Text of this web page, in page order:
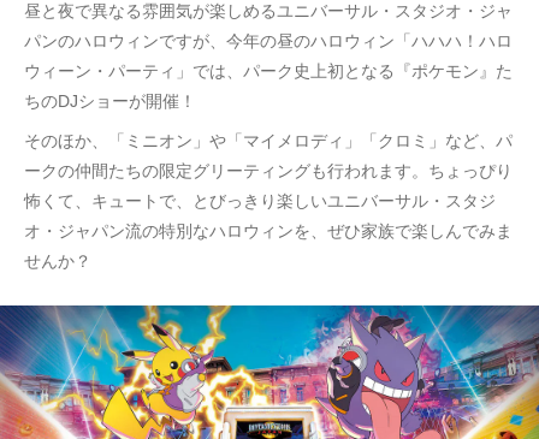
昼と夜で異なる雰囲気が楽しめるユニバーサル・スタジオ・ジャ
パンのハロウィンですが、今年の昼のハロウィン「ハハハ！ハロ
ウィーン・パーティ」では、パーク史上初となる『ポケモン』た
ちのDJショーが開催！
そのほか、「ミニオン」や「マイメロディ」「クロミ」など、パ
ークの仲間たちの限定グリーティングも行われます。ちょっぴり
怖くて、キュートで、とびっきり楽しいユニバーサル・スタジ
オ・ジャパン流の特別なハロウィンを、ぜひ家族で楽しんでみま
せんか？